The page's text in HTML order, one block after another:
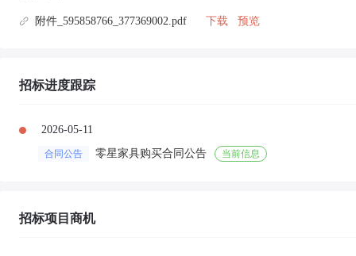
附件_595858766_377369002.pdf 下载 预览
招标进度跟踪
2026-05-11
合同公告 零星家具购买合同公告 当前信息
招标项目商机